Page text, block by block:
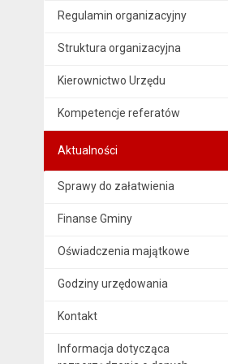
Regulamin organizacyjny
Struktura organizacyjna
Kierownictwo Urzędu
Kompetencje referatów
Aktualności
Sprawy do załatwienia
Finanse Gminy
Oświadczenia majątkowe
Godziny urzędowania
Kontakt
Informacja dotycząca